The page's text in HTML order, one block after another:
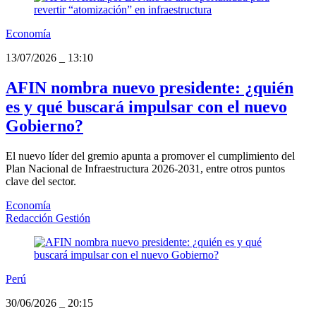
Economía
13/07/2026
13:10
AFIN nombra nuevo presidente: ¿quién
es y qué buscará impulsar con el nuevo
Gobierno?
El nuevo líder del gremio apunta a promover el cumplimiento del
Plan Nacional de Infraestructura 2026-2031, entre otros puntos
clave del sector.
Economía
Redacción Gestión
Perú
30/06/2026
20:15